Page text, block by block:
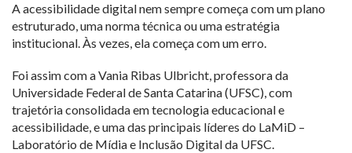
A acessibilidade digital nem sempre começa com um plano
estruturado, uma norma técnica ou uma estratégia
institucional. Às vezes, ela começa com um erro.
Foi assim com a Vania Ribas Ulbricht, professora da
Universidade Federal de Santa Catarina (UFSC), com
trajetória consolidada em tecnologia educacional e
acessibilidade, e uma das principais líderes do LaMiD –
Laboratório de Mídia e Inclusão Digital da UFSC.